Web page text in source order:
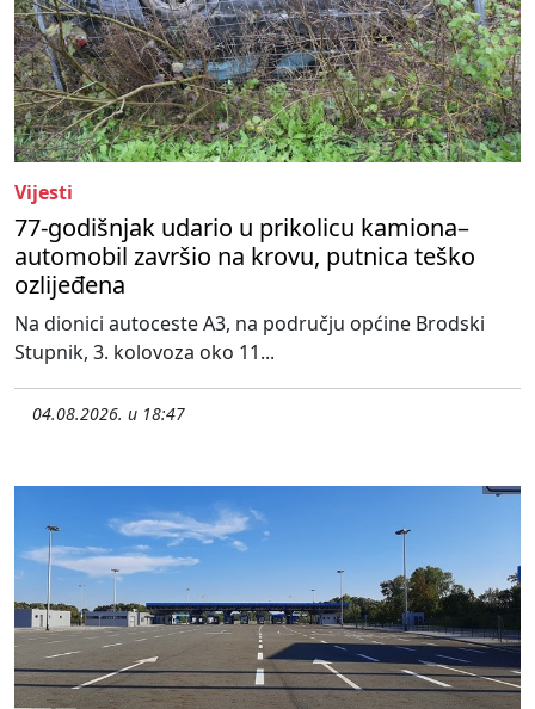
Vijesti
77-godišnjak udario u prikolicu kamiona–
automobil završio na krovu, putnica teško
ozlijeđena
Na dionici autoceste A3, na području općine Brodski
Stupnik, 3. kolovoza oko 11...
04.08.2026. u 18:47